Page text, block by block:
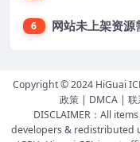
6 网站未上架资
Copyright © 2024 HiGuai
政策 | DMCA |
DISCLAIMER：All
developers & redistributed